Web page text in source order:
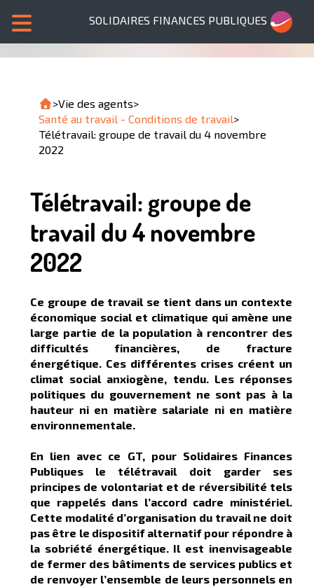
SOLIDAIRES FINANCES PUBLIQUES
>Vie des agents>
Santé au travail - Conditions de travail>
Télétravail: groupe de travail du 4 novembre
2022
Télétravail: groupe de
travail du 4 novembre
2022
Ce groupe de travail se tient dans un contexte
économique social et climatique qui amène une
large partie de la population à rencontrer des
difficultés financières, de fracture
énergétique. Ces différentes crises créent un
climat social anxiogène, tendu. Les réponses
politiques du gouvernement ne sont pas à la
hauteur ni en matière salariale ni en matière
environnementale.
En lien avec ce GT, pour Solidaires Finances
Publiques le télétravail doit garder ses
principes de volontariat et de réversibilité tels
que rappelés dans l’accord cadre ministériel.
Cette modalité d’organisation du travail ne doit
pas être le dispositif alternatif pour répondre à
la sobriété énergétique. Il est inenvisageable
de fermer des bâtiments de services publics et
de renvoyer l’ensemble de leurs personnels en